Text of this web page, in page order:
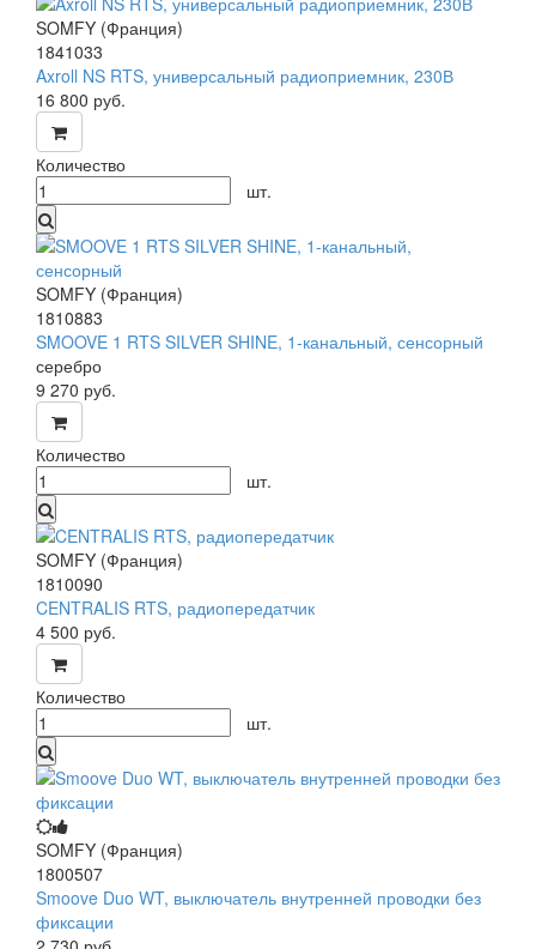
SOMFY (Франция)
1841033
Axroll NS RTS, универсальный радиоприемник, 230В
16 800 руб.
Количество
шт.
SOMFY (Франция)
1810883
SMOOVE 1 RTS SILVER SHINE, 1-канальный, сенсорный
серебро
9 270 руб.
Количество
шт.
SOMFY (Франция)
1810090
CENTRALIS RTS, радиопередатчик
4 500 руб.
Количество
шт.
SOMFY (Франция)
1800507
Smoove Duo WT, выключатель внутренней проводки без
фиксации